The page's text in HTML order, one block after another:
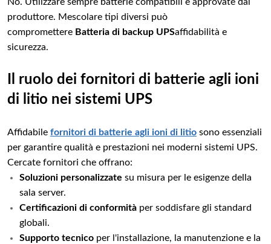
produttore. Mescolare tipi diversi può
compromettere Batteria di backup UPSaffidabilità e
sicurezza.
Il ruolo dei fornitori di batterie agli ioni
di litio nei sistemi UPS
Affidabile fornitori di batterie agli ioni di litio sono essenziali
per garantire qualità e prestazioni nei moderni sistemi UPS.
Cercate fornitori che offrano:
Soluzioni personalizzate su misura per le esigenze della
sala server.
Certificazioni di conformità per soddisfare gli standard
globali.
Supporto tecnico per l'installazione, la manutenzione e la